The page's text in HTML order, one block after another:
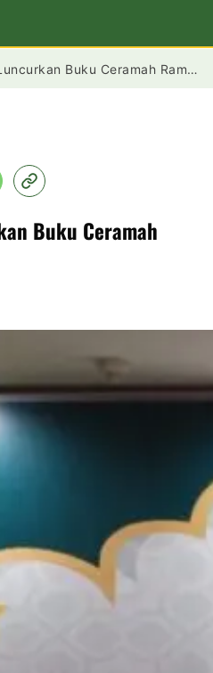
Buku Ceramah Ramadan Tematik!
Buku Ceramah